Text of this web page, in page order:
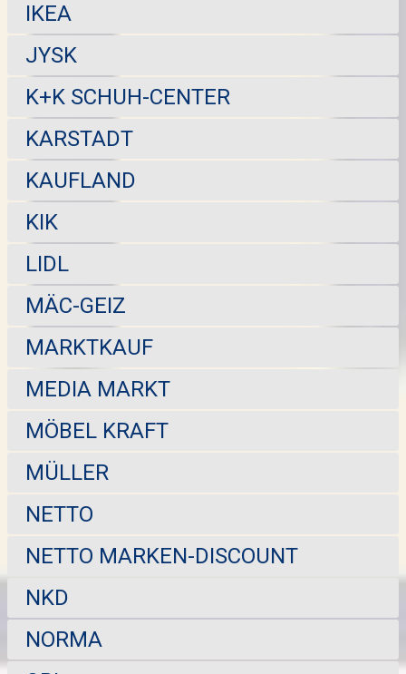
IKEA
JYSK
K+K SCHUH-CENTER
KARSTADT
KAUFLAND
KIK
LIDL
MÄC-GEIZ
MARKTKAUF
MEDIA MARKT
MÖBEL KRAFT
MÜLLER
NETTO
NETTO MARKEN-DISCOUNT
NKD
NORMA